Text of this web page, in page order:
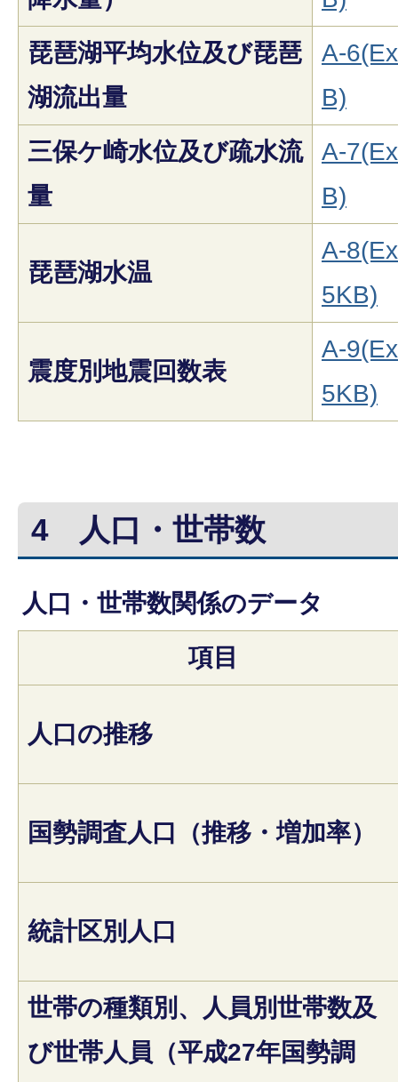
琵琶湖平均水位及び琵琶
湖流出量
A-
B)
三保ケ崎水位及び疏水流
量
A-
B)
琵琶湖水温
A-
5KB)
震度別地震回数表
A-
5KB)
4 人口・世帯数
人口・世帯数関係のデータ
項目
人口の推移
国勢調査人口（推移・増加率）
統計区別人口
世帯の種類別、人員別世帯数及
び世帯人員（平成27年国勢調